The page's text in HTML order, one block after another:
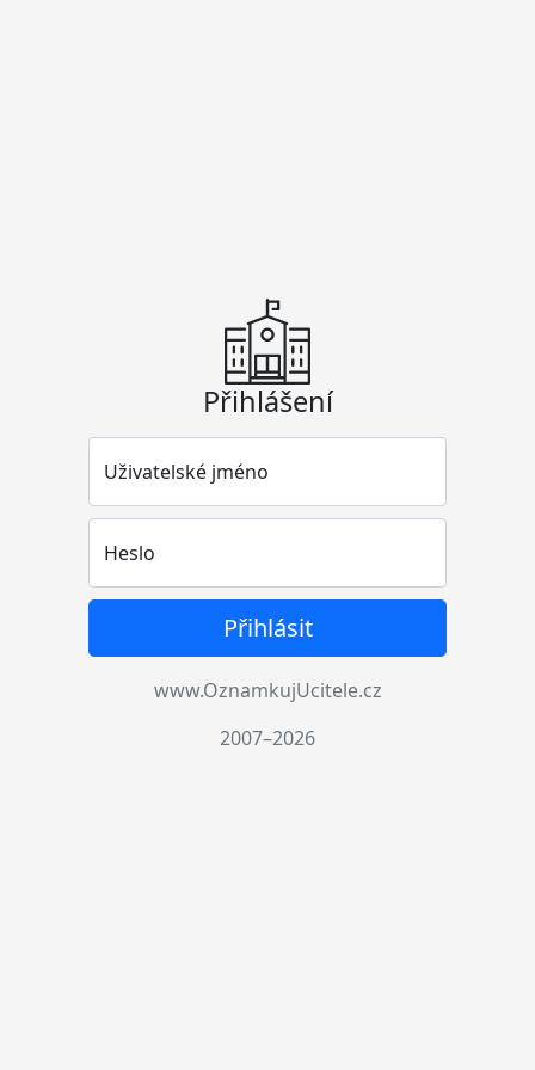
Přihlášení
Uživatelské jméno
Heslo
Přihlásit
www.OznamkujUcitele.cz
2007–2026